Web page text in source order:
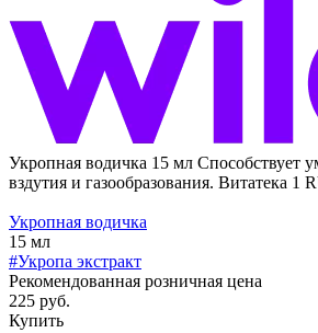
Укропная водичка 15 мл Способствует
вздутия и газообразования. Витатека 1
Укропная водичка
15 мл
#Укропа экстракт
Рекомендованная розничная цена
225 руб.
Купить